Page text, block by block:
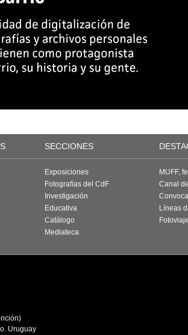
SECCIONES
Exposiciones
Fotografías del CdF
Investigación
Educativa
Catálogo
Mediateca
MUFF,
Canal
Líneas
Uruguay